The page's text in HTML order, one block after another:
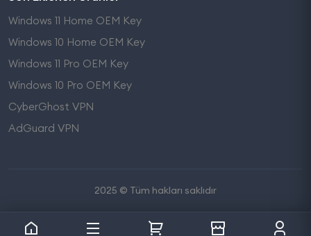
Windows 11 Home OEM Key
Windows 10 Home OEM Key
Windows 11 Pro OEM Key
Windows 10 Pro OEM Key
CyberGhost VPN
AdGuard VPN
2025 © Tüm hakları saklıdır